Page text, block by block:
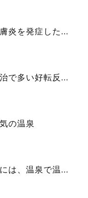
炎を発症した...
で多い好転反...
の温泉
は、温泉で温...